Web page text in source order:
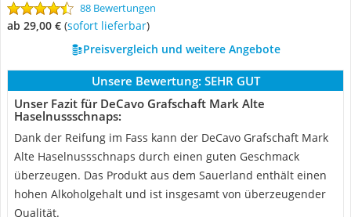
88 Bewertungen
ab 29,00 € ( Sofort lieferbar)
Preisvergleich und weitere Angebote
Unsere Bewertung: SEHR GUT
Unser Fazit für DeCavo Grafschaft Mark Alte
Haselnussschnaps:
Dank der Reifung im Fass kann der DeCavo Grafschaft Mark
Alte Haselnussschnaps durch einen guten Geschmack
überzeugen. Das Produkt aus dem Sauerland enthält einen
hohen Alkoholgehalt und ist insgesamt von überzeugender
Qualität.